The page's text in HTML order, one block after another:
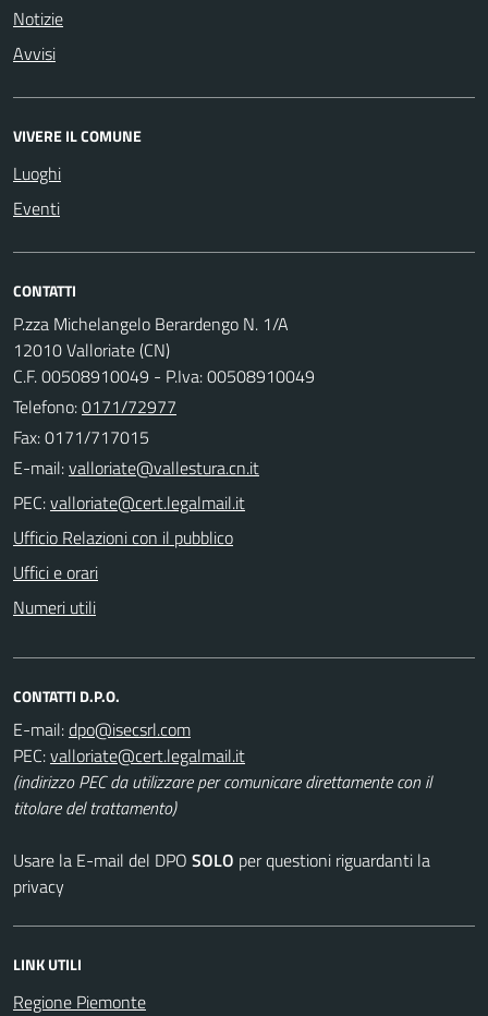
Notizie
Avvisi
VIVERE IL COMUNE
Luoghi
Eventi
CONTATTI
P.zza Michelangelo Berardengo N. 1/A
12010 Valloriate (CN)
C.F. 00508910049 - P.Iva: 00508910049
Telefono:0171/72977
Fax: 0171/717015
E-mail:
PEC:
Ufficio Relazioni con il pubblico
Uffici e orari
Numeri utili
CONTATTI D.P.O.
E-mail:
PEC:
(indirizzo PEC da utilizzare per comunicare direttamente con il
titolare del trattamento)
Usare la E-mail del DPO SOLO per questioni riguardanti la
privacy
LINK UTILI
Regione Piemonte